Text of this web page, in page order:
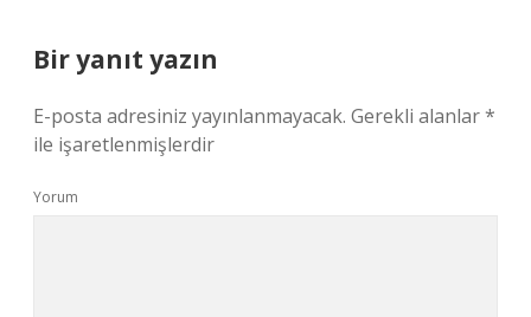
Bir yanıt yazın
E-posta adresiniz yayınlanmayacak. Gerekli alanlar*
ile işaretlenmişlerdir
Yorum